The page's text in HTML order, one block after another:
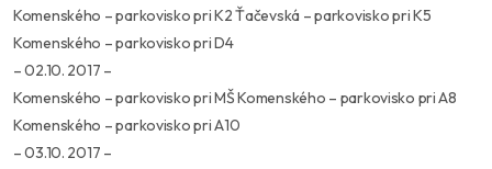
Komenského – parkovisko pri K2 Ťačevská – parkovisko pri K5
Komenského – parkovisko pri D4
– 02.10. 2017 –
Komenského – parkovisko pri MŠ Komenského – parkovisko pri A8
Komenského – parkovisko pri A10
– 03.10. 2017 –